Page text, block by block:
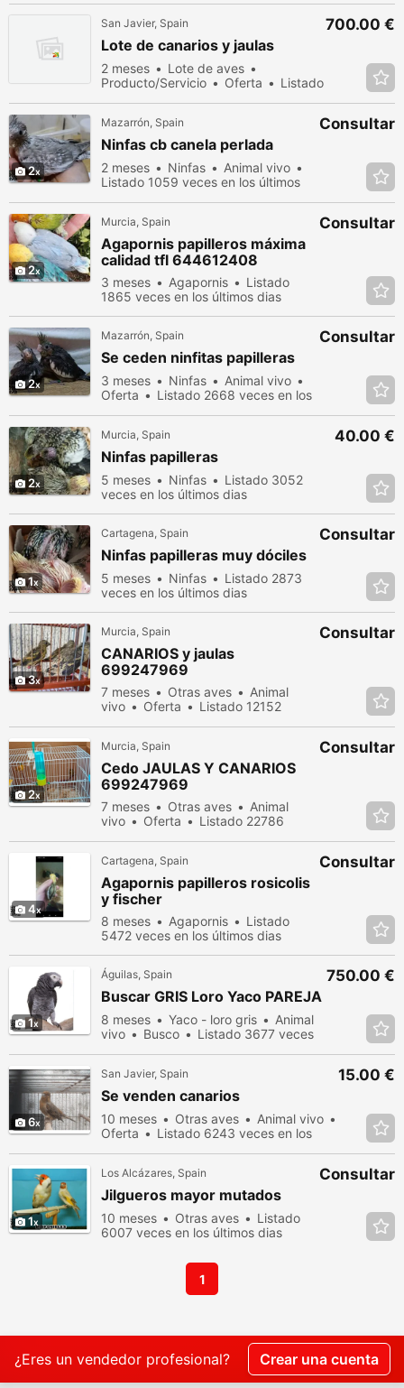
San Javier, Spain
Lote de canarios y jaulas
2 meses
Lote de aves
Producto/Servicio
Oferta
Listado
700.00 €
2
Mazarrón, Spain
Ninfas cb canela perlada
2 meses Ninfas
Animal vivo
Listado 1059 veces en los últimos
Consultar
2
Murcia, Spain
Agapornis papilleros máxima
calidad tfl 644612408
3 meses Agapornis
Listado
1865 veces en los últimos dias
Consultar
2
Mazarrón, Spain
Se ceden ninfitas papilleras
3 meses Ninfas
Animal vivo
Oferta
Listado 2668 veces en los
Consultar
2
Murcia, Spain
Ninfas papilleras
5 meses Ninfas
Listado 3052
veces en los últimos dias
40.00 €
1
Cartagena, Spain
Ninfas papilleras muy dóciles
5 meses Ninfas
Listado 2873
veces en los últimos dias
Consultar
3
Murcia, Spain
CANARIOS y jaulas
699247969
7 meses Otras aves
Animal
vivo
Oferta
Listado 12152
Consultar
2
Murcia, Spain
Cedo JAULAS Y CANARIOS
699247969
7 meses Otras aves
Animal
vivo
Oferta
Listado 22786
Consultar
4
Cartagena, Spain
Agapornis papilleros rosicolis
y fischer
8 meses Agapornis
Listado
5472 veces en los últimos dias
Consultar
1
Águilas, Spain
Buscar GRIS Loro Yaco PAREJA
8 meses Yaco - loro gris
Animal
vivo
Busco
Listado 3677 veces
750.00 €
6
San Javier, Spain
Se venden canarios
10 meses Otras aves
Animal vivo
Oferta
Listado 6243 veces en los
15.00 €
1
Los Alcázares, Spain
Jilgueros mayor mutados
10 meses Otras aves
Listado
6007 veces en los últimos dias
Consultar
1
¿Eres un vendedor profesional? Crear una cuenta